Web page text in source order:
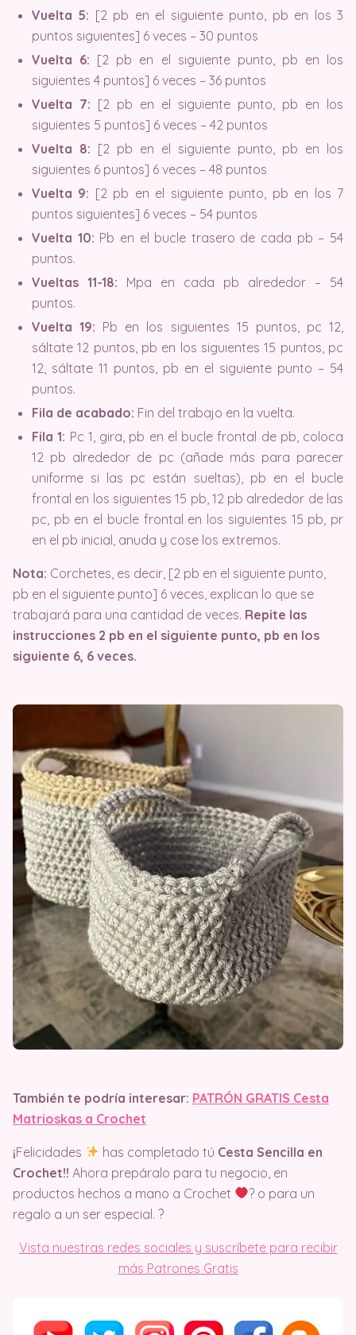
Vuelta 5: [2 pb en el siguiente punto, pb en los 3
puntos siguientes] 6 veces – 30 puntos
Vuelta 6: [2 pb en el siguiente punto, pb en los
siguientes 4 puntos] 6 veces – 36 puntos
Vuelta 7: [2 pb en el siguiente punto, pb en los
siguientes 5 puntos] 6 veces – 42 puntos
Vuelta 8: [2 pb en el siguiente punto, pb en los
siguientes 6 puntos] 6 veces – 48 puntos
Vuelta 9: [2 pb en el siguiente punto, pb en los 7
puntos siguientes] 6 veces – 54 puntos
Vuelta 10: Pb en el bucle trasero de cada pb – 54
puntos.
Vueltas 11-18: Mpa en cada pb alrededor – 54
puntos.
Vuelta 19: Pb en los siguientes 15 puntos, pc 12,
sáltate 12 puntos, pb en los siguientes 15 puntos, pc
12, sáltate 11 puntos, pb en el siguiente punto – 54
puntos.
Fila de acabado: Fin del trabajo en la vuelta.
Fila 1: Pc 1, gira, pb en el bucle frontal de pb, coloca
12 pb alrededor de pc (añade más para parecer
uniforme si las pc están sueltas), pb en el bucle
frontal en los siguientes 15 pb, 12 pb alrededor de las
pc, pb en el bucle frontal en los siguientes 15 pb, pr
en el pb inicial, anuda y cose los extremos.
Nota: Corchetes, es decir, [2 pb en el siguiente punto,
pb en el siguiente punto] 6 veces, explican lo que se
trabajará para una cantidad de veces. Repite las
instrucciones 2 pb en el siguiente punto, pb en los
siguiente 6, 6 veces.
También te podría interesar: PATRÓN GRATIS Cesta
Matrioskas a Crochet
¡Felicidades has completado tú Cesta Sencilla en
Crochet!! Ahora prepáralo para tu negocio, en
productos hechos a mano a Crochet
? o para un
regalo a un ser especial. ?
Vista nuestras redes sociales y suscríbete para recibir
más Patrones Gratis